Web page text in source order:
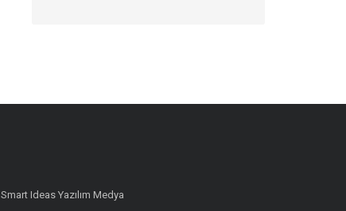
Smart Ideas Yazılım Medya